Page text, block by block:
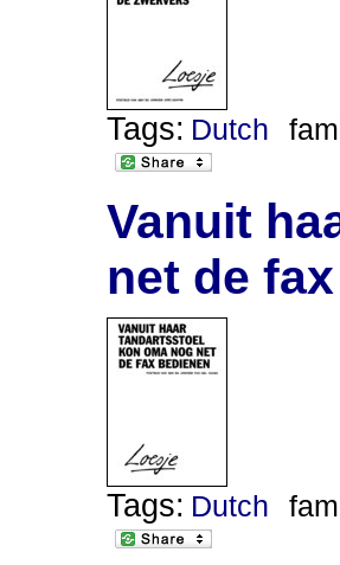
Tags: Dutch
Vanuit
net de
Tags: Dutch